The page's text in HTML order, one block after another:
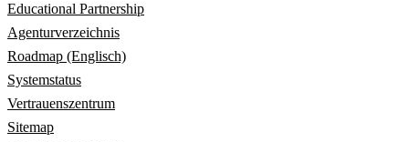
Educational Partnership
Agenturverzeichnis
Roadmap (Englisch)
Systemstatus
Vertrauenszentrum
Sitemap